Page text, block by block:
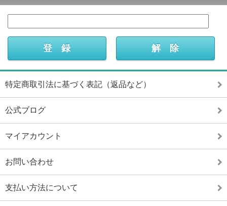
特定商取引法に基づく表記（返品など）
公式ブログ
マイアカウント
お問い合わせ
支払い方法について